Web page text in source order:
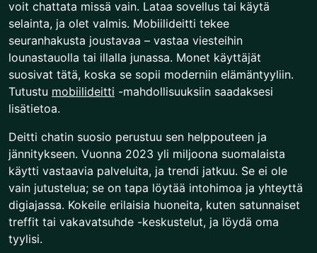
voit chattata missä vain. Lataa sovellus tai käytä
selainta, ja olet valmis. Mobiilideitti tekee
seuranhakusta joustavaa – vastaa viesteihin
lounastauolla tai illalla junassa. Monet käyttäjät
suosivat tätä, koska se sopii moderniin elämäntyyliin.
Tutustu mobiilideitti -mahdollisuuksiin saadaksesi
lisätietoa.
Deitti chatin suosio perustuu sen helppouteen ja
jännitykseen. Vuonna 2023 yli miljoona suomalaista
käytti vastaavia palveluita, ja trendi jatkuu. Se ei ole
vain jutustelua; se on tapa löytää intohimoa ja yhteyttä
digiajassa. Kokeile erilaisia huoneita, kuten satunnaiset
treffit tai vakavatsuhde -keskustelut, ja löydä oma
tyylisi.